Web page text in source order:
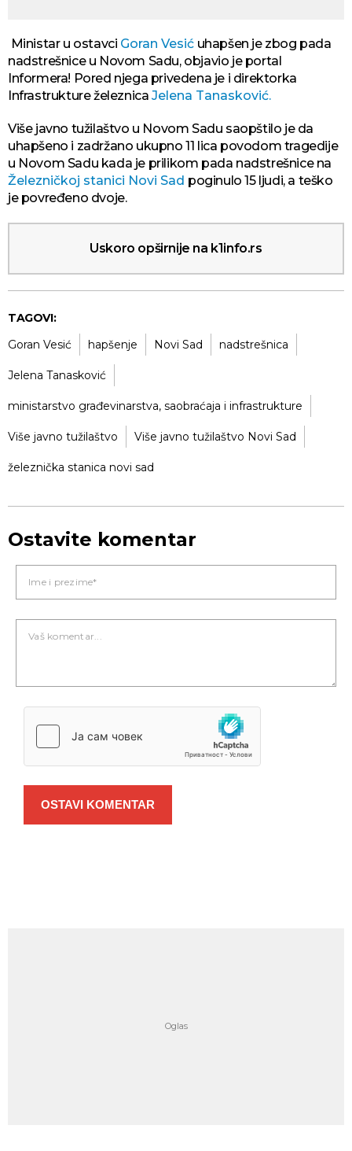
Ministar u ostavci Goran Vesić uhapšen je zbog pada
nadstrešnice u Novom Sadu, objavio je portal
Informera! Pored njega privedena je i direktorka
Infrastrukture železnica Jelena Tanasković.
Više javno tužilaštvo u Novom Sadu saopštilo je da
uhapšeno i zadržano ukupno 11 lica povodom tragedije
u Novom Sadu kada je prilikom pada nadstrešnice na
Železničkoj stanici Novi Sad poginulo 15 ljudi, a teško
je povređeno dvoje.
Uskoro opširnije na k1info.rs
TAGOVI:
Goran Vesić
hapšenje Novi Sad nadstrešnica
Jelena Tanasković
ministarstvo građevinarstva, saobraćaja i infrastrukture
Više javno tužilaštvo Više javno tužilaštvo Novi Sad
železnička stanica novi sad
Ostavite komentar
OSTAVI KOMENTAR